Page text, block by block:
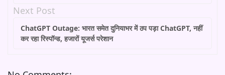
Next Post
ChatGPT Outage: भारत समेत दुनियाभर में ठप पड़ा ChatGPT, नहीं
कर रहा रिस्पॉन्ड, हजारों यूजर्स परेशान